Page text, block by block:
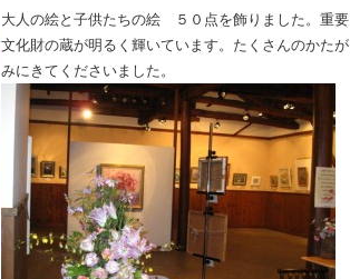
大人の絵と子供たちの絵 ５０点を飾りました。重要
文化財の蔵が明るく輝いています。たくさんのかたが
みにきてくださいました。